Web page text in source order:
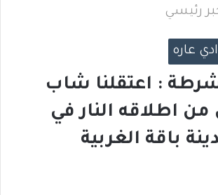
رئيسي
عاره
: اعتقلنا شاب
من اطلاقه النار في
باقة الغربية